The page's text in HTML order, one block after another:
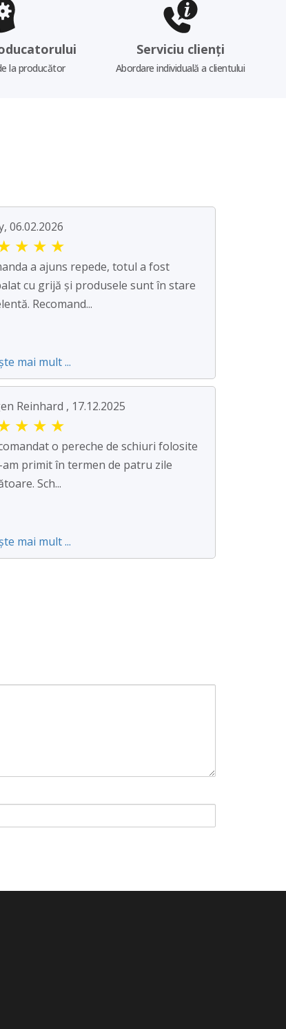
la producător
Serviciu clienți
Abordare individuală a clientului
06.02.2026
★ ★ ★
a ajuns repede, totul a fost
cu grijă și produsele sunt în stare
Recomand...
mai mult ...
Reinhard , 17.12.2025
★ ★ ★
o pereche de schiuri folosite
am primit în termen de patru zile
Sch...
mai mult ...